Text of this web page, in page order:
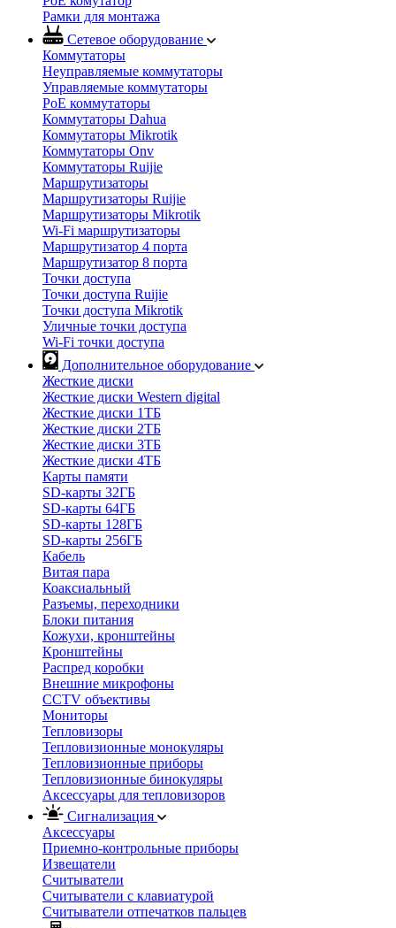
Рамки для монтажа
Сетевое оборудование
Коммутаторы
Неуправляемые коммутаторы
Управляемые коммутаторы
PoE коммутаторы
Коммутаторы Dahua
Коммутаторы Mikrotik
Коммутаторы Onv
Коммутаторы Ruijie
Маршрутизаторы
Маршрутизаторы Ruijie
Маршрутизаторы Mikrotik
Wi-Fi маршрутизаторы
Маршрутизатор 4 порта
Маршрутизатор 8 порта
Точки доступа
Точки доступа Ruijie
Точки доступа Mikrotik
Уличные точки доступа
Wi-Fi точки доступа
Дополнительное оборудование
Жесткие диски
Жесткие диски Western digital
Жесткие диски 1ТБ
Жесткие диски 2ТБ
Жесткие диски 3ТБ
Жесткие диски 4ТБ
Карты памяти
SD-карты 32ГБ
SD-карты 64ГБ
SD-карты 128ГБ
SD-карты 256ГБ
Кабель
Витая пара
Коаксиальный
Разъемы, переходники
Блоки питания
Кожухи, кронштейны
Кронштейны
Распред коробки
Внешние микрофоны
CCTV объективы
Мониторы
Тепловизоры
Тепловизионные монокуляры
Тепловизионные приборы
Тепловизионные бинокуляры
Аксессуары для тепловизоров
Сигнализация
Аксессуары
Приемно-контрольные приборы
Извещатели
Считыватели
Cчитыватели с клавиатурой
Cчитыватели отпечатков пальцев